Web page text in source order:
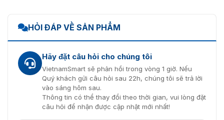
HỎI ĐÁP VỀ SẢN PHẨM
Hãy đặt câu hỏi cho chúng tôi
VietnamSmart sẽ phản hồi trong vòng 1 giờ. Nếu
Quý khách gửi câu hỏi sau 22h, chúng tôi sẽ trả lời
vào sáng hôm sau.
Thông tin có thể thay đổi theo thời gian, vui lòng đặt
câu hỏi để nhận được cập nhật mới nhất!